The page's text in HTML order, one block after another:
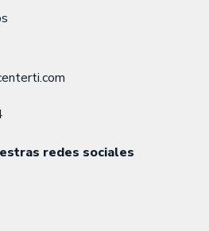
redes sociales